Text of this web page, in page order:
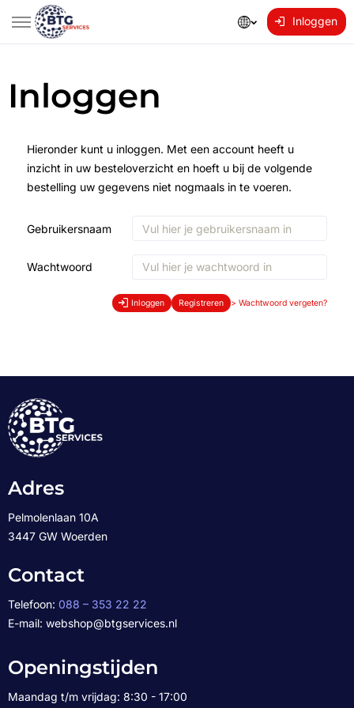
Inloggen
Inloggen
Hieronder kunt u inloggen. Met een account heeft u
inzicht in uw besteloverzicht en hoeft u bij de volgende
bestelling uw gegevens niet nogmaals in te voeren.
Gebruikersnaam
Wachtwoord
Inloggen Registreren > Wachtwoord vergeten?
Adres
Pelmolenlaan 10A
3447 GW Woerden
Contact
Telefoon: 088 – 353 22 22
E-mail: webshop@btgservices.nl
Openingstijden
Maandag t/m vrijdag: 8:30 - 17:00